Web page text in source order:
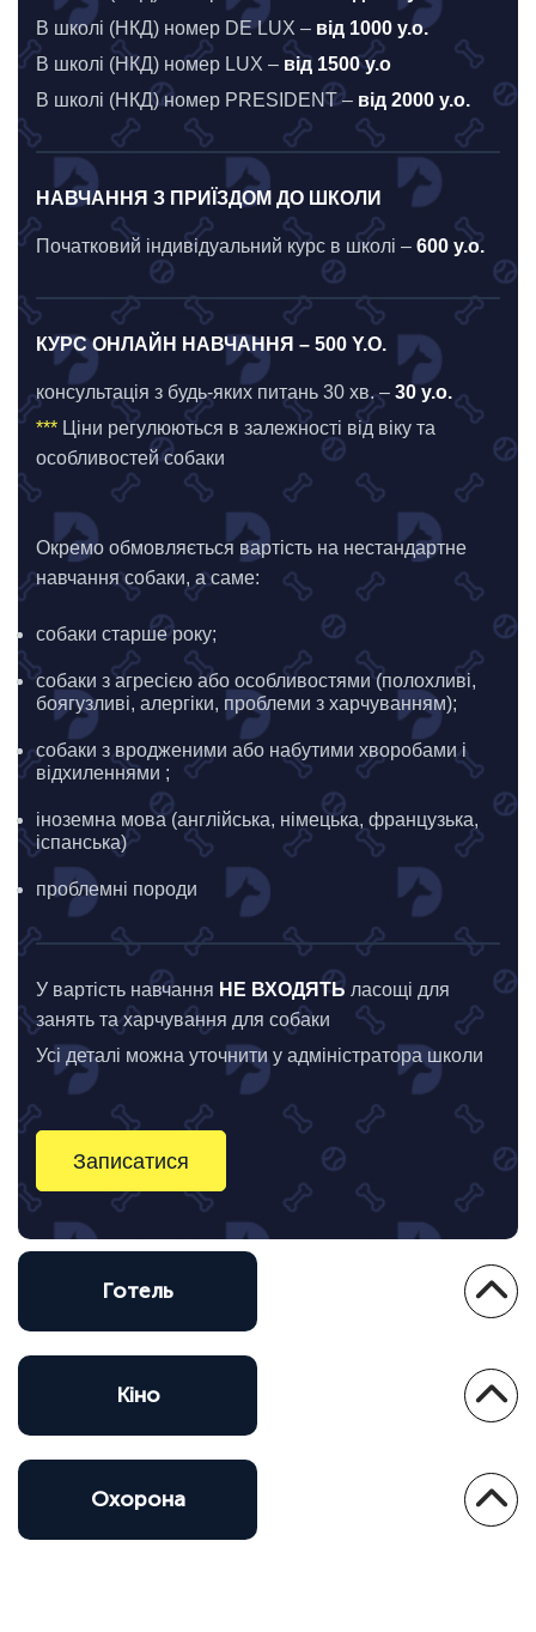
В школі (НКД) номер DE LUX – від 1000 у.о.
В школі (НКД) номер LUX – від 1500 у.о
В школі (НКД) номер PRESIDENT – від 2000 у.о.
НАВЧАННЯ З ПРИЇЗДОМ ДО ШКОЛИ
Початковий індивідуальний курс в школі – 600 у.о.
КУРС ОНЛАЙН НАВЧАННЯ – 500 Y.О.
консультація з будь-яких питань 30 хв. – 30 у.о.
*** Ціни регулюються в залежності від віку та
особливостей собаки
Окремо обмовляється вартість на нестандартне
навчання собаки, а саме:
собаки старше року;
собаки з агресією або особливостями (полохливі,
боягузливі, алергіки, проблеми з харчуванням);
собаки з вродженими або набутими хворобами і
відхиленнями ;
іноземна мова (англійська, німецька, французька,
іспанська)
проблемні породи
У вартість навчання НЕ ВХОДЯТЬ ласощі для
занять та харчування для собаки
Усі деталі можна уточнити у адміністратора школи
Записатися
Готель
Кіно
Охорона